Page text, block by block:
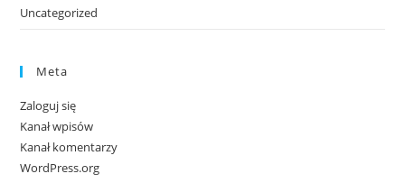
Uncategorized
Meta
Zaloguj się
Kanał wpisów
Kanał komentarzy
WordPress.org